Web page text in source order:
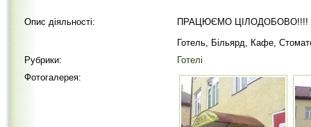
Опис діяльності:
ПРАЦЮЄМО ЦІЛОДОБОВО!!!!
Готель, Більярд, Кафе,
Рубрики:
Готелі
Фотогалерея: